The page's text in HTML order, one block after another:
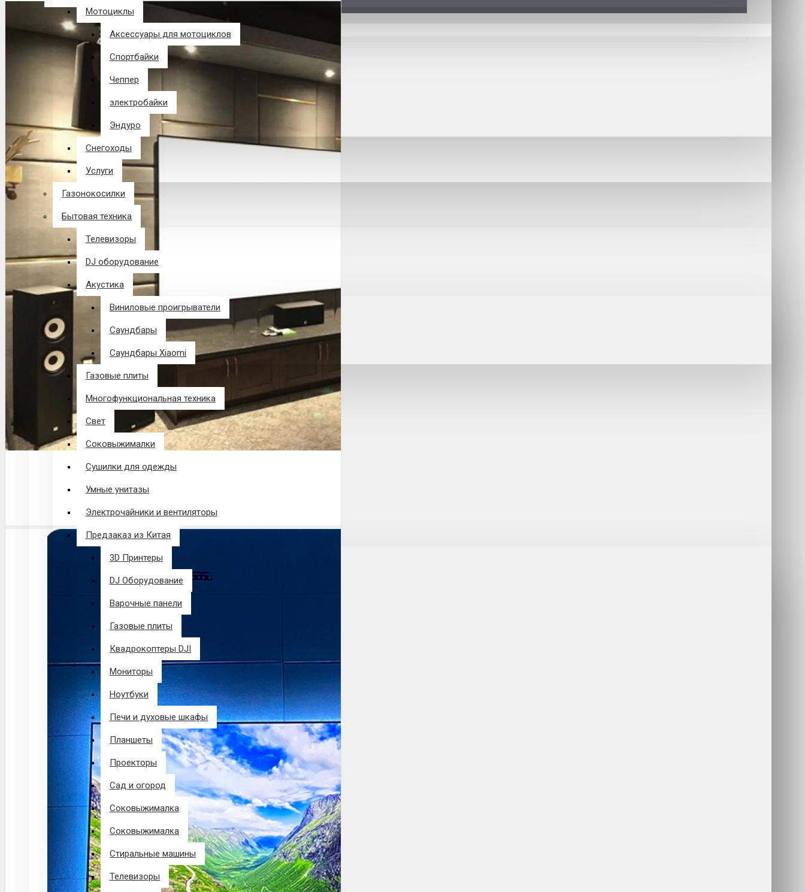
В корзине пусто!
Мотоциклы
Аксессуары для мотоциклов
Спортбайки
Чеппер
электробайки
Эндуро
Снегоходы
Услуги
Газонокосилки
Бытовая техника
Телевизоры
DJ оборудование
Акустика
Виниловые проигрыватели
Саундбары
Саундбары Xiaomi
Газовые плиты
Многофункциональная техника
Свет
Соковыжималки
Сушилки для одежды
Умные унитазы
Электрочайники и вентиляторы
Предзаказ из Китая
3D Принтеры
DJ Оборудование
Варочные панели
Газовые плиты
Квадрокоптеры DJI
Мониторы
Ноутбуки
Печи и духовые шкафы
Планшеты
Проекторы
Сад и огород
Соковыжималка
Соковыжималка
Стиральные машины
Телевизоры